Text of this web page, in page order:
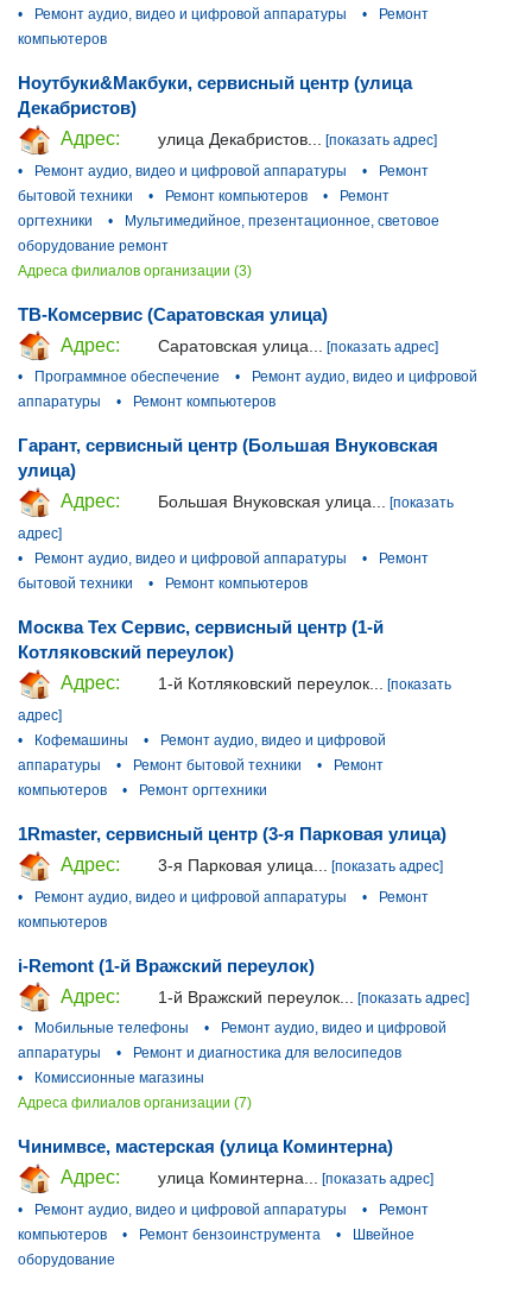
• Ремонт аудио, видео и цифровой аппаратуры •
Ремонт
компьютеров
Ноутбуки&Макбуки, сервисный центр (улица
Декабристов)
Адрес:
улица Декабристов...
[показать адрес]
•
Ремонт аудио, видео и цифровой аппаратуры •
Ремонт
бытовой техники
• Ремонт компьютеров •
Ремонт
оргтехники
•
Мультимедийное, презентационное, световое
оборудование ремонт
Адреса филиалов организации (3)
ТВ-Комсервис (Саратовская улица)
Адрес:
Саратовская улица...
[показать адрес]
•
Программное обеспечение •
Ремонт аудио, видео и цифровой
аппаратуры
• Ремонт компьютеров
Гарант, сервисный центр (Большая Внуковская
улица)
Адрес:
Большая Внуковская улица... [показать
адрес]
•
Ремонт аудио, видео и цифровой аппаратуры •
Ремонт
бытовой техники
• Ремонт компьютеров
Москва Тех Сервис, сервисный центр (1-й
Котляковский переулок)
Адрес:
1-й Котляковский переулок...
[показать
адрес]
•
Кофемашины •
Ремонт аудио, видео и цифровой
аппаратуры
• Ремонт бытовой техники •
Ремонт
компьютеров
• Ремонт оргтехники
1Rmaster, сервисный центр (3-я Парковая улица)
Адрес:
3-я Парковая улица...
[показать адрес]
•
Ремонт аудио, видео и цифровой аппаратуры •
Ремонт
компьютеров
i-Remont (1-й Вражский переулок)
Адрес:
1-й Вражский переулок...
[показать адрес]
•
Мобильные телефоны •
Ремонт аудио, видео и цифровой
аппаратуры
•
Ремонт и диагностика для велосипедов
•
Комиссионные магазины
Адреса филиалов организации (7)
Чинимвсе, мастерская (улица Коминтерна)
Адрес:
улица Коминтерна... [показать адрес]
•
Ремонт аудио, видео и цифровой аппаратуры •
Ремонт
компьютеров
• Ремонт бензоинструмента •
Швейное
оборудование